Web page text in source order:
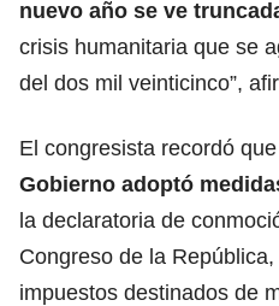
nuevo año se ve
crisis humanitaria que se
del dos mil veinticinco”,
El congresista recordó
Gobierno adoptó
la declaratoria de
Congreso de la
impuestos destinados de